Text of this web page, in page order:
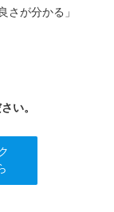
さが分かる」
い。
ク